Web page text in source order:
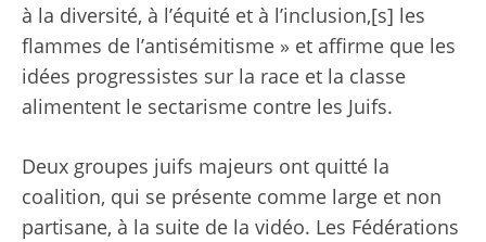
à la diversité, à l’équité et à l’inclusion,[s] les
flammes de l’antisémitisme » et affirme que les
idées progressistes sur la race et la classe
alimentent le sectarisme contre les Juifs.
Deux groupes juifs majeurs ont quitté la
coalition, qui se présente comme large et non
partisane, à la suite de la vidéo. Les Fédérations